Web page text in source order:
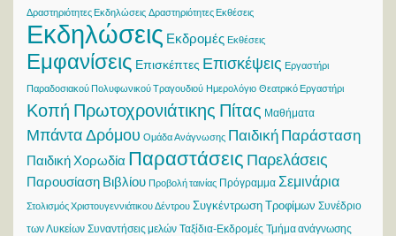
Δραστηριότητες Εκδηλώσεις Δραστηριότητες Εκθέσεις
Εκδηλώσεις Εκδρομές Εκθέσεις
Εμφανίσεις Επισκέπτες Επισκέψεις Εργαστήρι
Παραδοσιακού Πολυφωνικού Τραγουδιού Ημερολόγιο Θεατρικό Εργαστήρι
Κοπή Πρωτοχρονιάτικης Πίτας Μαθήματα
Μπάντα Δρόμου Ομάδα Ανάγνωσης Παιδική Παράσταση
Παιδική Χορωδία Παραστάσεις Παρελάσεις
Παρουσίαση Βιβλίου Προβολή ταινίας Πρόγραμμα Σεμινάρια
Στολισμός Χριστουγεννιάτικου Δέντρου Συγκέντρωση Τροφίμων Συνέδριο
των Λυκείων Συναντήσεις μελών Ταξίδια-Εκδρομές Τμήμα ανάγνωσης